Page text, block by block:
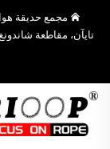
مجمع حديقة
تايآن، مقاطعة شاندونغ